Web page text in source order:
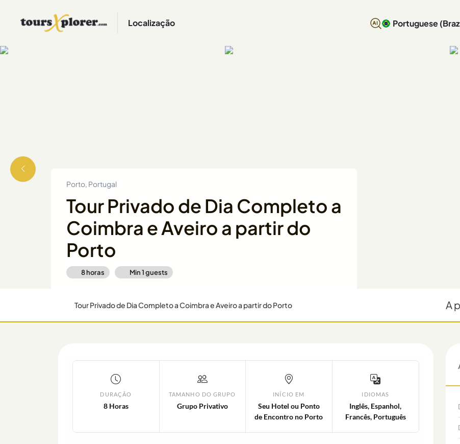
Localização Portuguese
Porto, Portugal
Tour Privado de Dia Completo a
Coimbra e Aveiro a partir do
Porto
8 horas Min1guests
Tour Privado de Dia Completo a Coimbra e Aveiro a partir do Porto A
DURAÇÃO
8 Horas
TAMANHO DO GRUPO
Grupo Privativo
INÍCIO EM
Seu Hotel ou Ponto
de Encontro no Porto
IDIOMAS
Inglês, Espanhol,
Francês, Português